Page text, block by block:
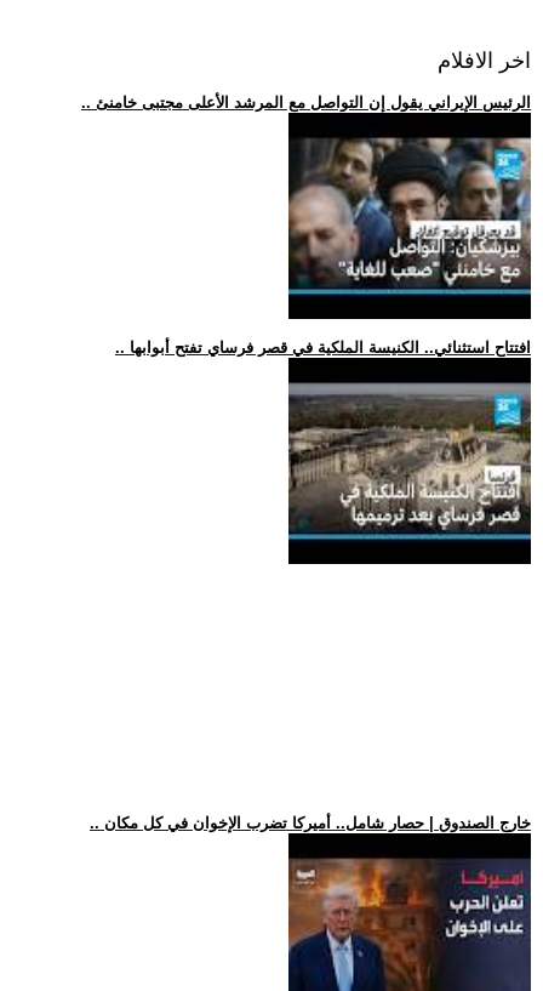
اخر الافلام
.. الرئيس الإيراني يقول إن التواصل مع المرشد الأعلى مجتبى خامنئ
.. افتتاح استثنائي.. الكنيسة الملكية في قصر فرساي تفتح أبوابها
.. خارج الصندوق | حصار شامل.. أميركا تضرب الإخوان في كل مكان